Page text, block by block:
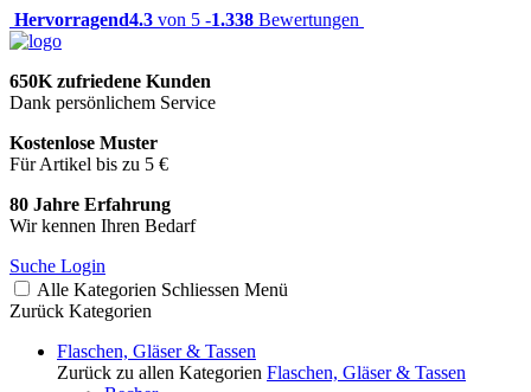
Hervorragend4.3 von 5 -1.338 Bewertungen
650K zufriedene Kunden
Dank persönlichem Service
Kostenlose Muster
Für Artikel bis zu 5 €
80 Jahre Erfahrung
Wir kennen Ihren Bedarf
Suche Login
Alle Kategorien Schliessen Menü
Zurück Kategorien
Flaschen, Gläser & Tassen
Zurück zu allen Kategorien Flaschen, Gläser & Tassen